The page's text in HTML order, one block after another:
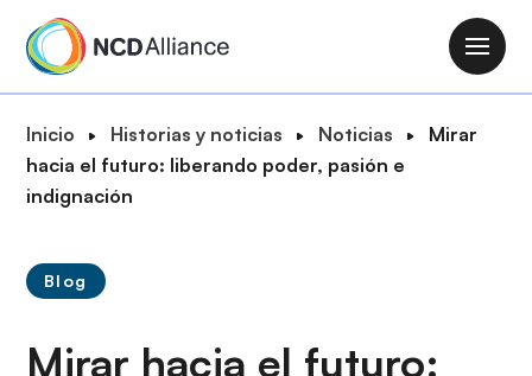
M
a
i
R
u
t
e
a
Inicio Historias y noticias Noticias
Mirar
hacia el futuro: liberando poder, pasión e
indignación
Blog
Mirar hacia el futuro: